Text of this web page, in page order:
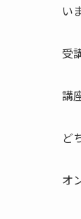
い
受
講
ど
オ